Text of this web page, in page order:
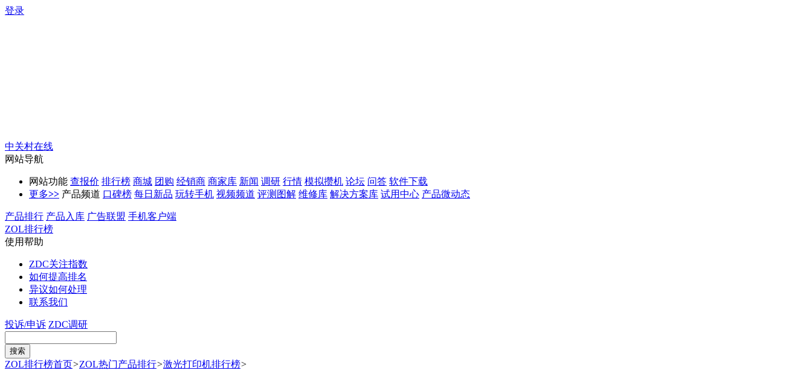
登录
中关村在线
网站导航
网站功能 查报价 排行榜 商城 团购 经销商 商家库 新闻 调研 行情 模拟攒机 论坛 问答 软件下载
更多>> 产品频道 口碑榜 每日新品 玩转手机 视频频道 评测图解 维修库 解决方案库 试用中心 产品微动态
产品排行 产品入库 广告联盟 手机客户端
ZOL排行榜
使用帮助
ZDC关注指数
如何提高排名
异议如何处理
联系我们
投诉/申诉 ZDC调研
ZOL排行榜首页>ZOL热门产品排行>激光打印机排行榜>